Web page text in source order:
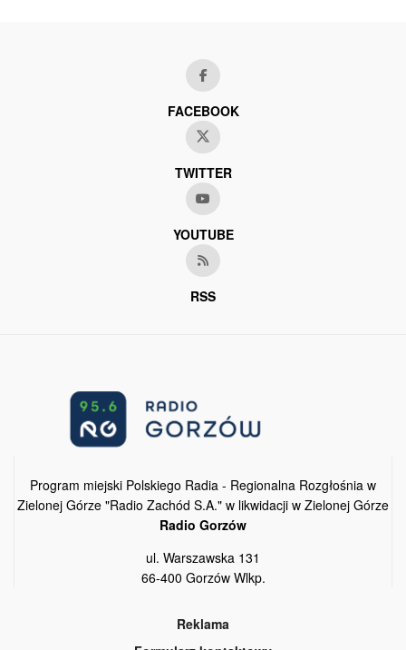
FACEBOOK
TWITTER
YOUTUBE
RSS
Program miejski Polskiego Radia - Regionalna Rozgłośnia w
Zielonej Górze "Radio Zachód S.A." w likwidacji w Zielonej Górze
Radio Gorzów
ul. Warszawska 131
66-400 Gorzów Wlkp.
Reklama